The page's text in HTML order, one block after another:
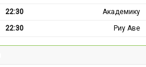
22:30
Академику
22:30 Риу Аве